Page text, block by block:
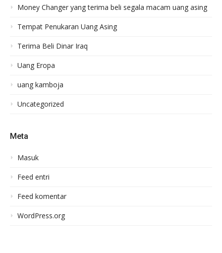
Money Changer yang terima beli segala macam uang asing
Tempat Penukaran Uang Asing
Terima Beli Dinar Iraq
Uang Eropa
uang kamboja
Uncategorized
Meta
Masuk
Feed entri
Feed komentar
WordPress.org